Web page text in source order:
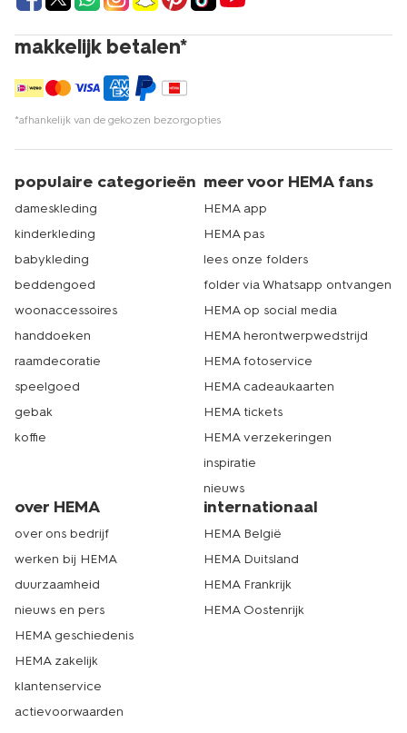
makkelijk betalen*
*afhankelijk van de gekozen bezorgopties
populaire categorieën
dameskleding
kinderkleding
babykleding
beddengoed
woonaccessoires
handdoeken
raamdecoratie
speelgoed
gebak
koffie
meer voor HEMA fans
HEMA app
HEMA pas
lees onze folders
folder via Whatsapp ontvangen
HEMA op social media
HEMA herontwerpwedstrijd
HEMA fotoservice
HEMA cadeaukaarten
HEMA tickets
HEMA verzekeringen
inspiratie
nieuws
over HEMA
over ons bedrijf
werken bij HEMA
duurzaamheid
nieuws en pers
HEMA geschiedenis
HEMA zakelijk
klantenservice
actievoorwaarden
internationaal
HEMA België
HEMA Duitsland
HEMA Frankrijk
HEMA Oostenrijk